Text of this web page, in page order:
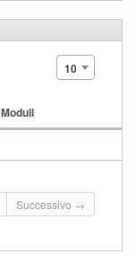
10
Moduli
Successivo →